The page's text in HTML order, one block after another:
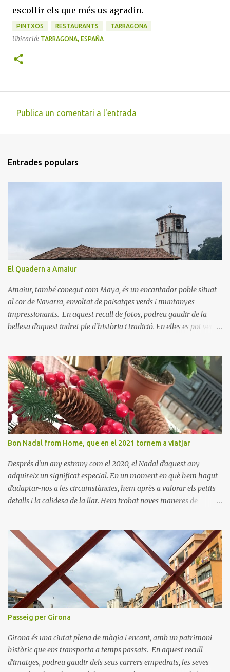
escollir els que més us agradin.
PINTXOS RESTAURANTS TARRAGONA
Ubicació: TARRAGONA, ESPAÑA
e
n
Publica un comentari a l'entrada
Entrades populars
El Quadern a Amaiur
Amaiur, també conegut com Maya, és un encantador poble situat
al cor de Navarra, envoltat de paisatges verds i muntanyes
impressionants. En aquest recull de fotos, podreu gaudir de la
bellesa d'aquest indret ple d'història i tradició. En elles es pot veure
cultura navarresa i gaudir de la tranquil·litat d'un poble que
conserva el seu encant tradicional. Us animem a descobrir aquest
meravellós lloc i a deixar-vos captivar per la seva bellesa!
Bon Nadal from Home, que en el 2021 tornem a viatjar
Després d'un any estrany com el 2020, el Nadal d'aquest any
adquireix un significat especial. En un moment en què hem hagut
d'adaptar-nos a les circumstàncies, hem après a valorar els petits
detalls i la calidesa de la llar. Hem trobat noves maneres de
tornar a descobrir nous llocs i viure noves experiències. Desitgem
que aquest Nadal us porti pau, amor i moments inoblidables. Bon
Nadal i un pròsper Any Nou!
Passeig per Girona
Girona és una ciutat plena de màgia i encant, amb un patrimoni
històric que ens transporta a temps passats. En aquest recull
d'imatges, podreu gaudir dels seus carrers empedrats, les seves